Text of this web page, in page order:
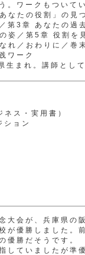
。ワークもついて
なたの役割」の見
第3章 あなたの過
姿／第5章 役割を
れ／おわりに／巻
ワーク
まれ。講師として
ス・実用書）
ョン
大会が、兵庫県の
が優勝しました。
優勝だそうです。
していましたが準